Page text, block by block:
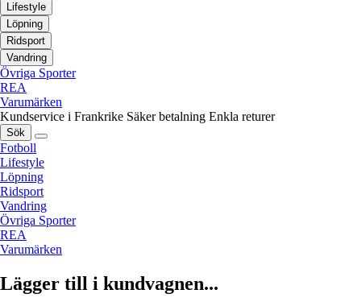
Lifestyle
Löpning
Ridsport
Vandring
Övriga Sporter
REA
Varumärken
Kundservice i Frankrike Säker betalning Enkla returer
Sök
Fotboll
Lifestyle
Löpning
Ridsport
Vandring
Övriga Sporter
REA
Varumärken
Lägger till i kundvagnen...